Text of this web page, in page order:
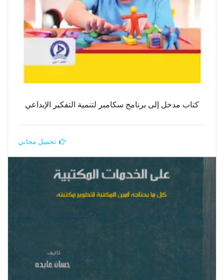
كتاب مدخل إلى برنامج سكامبر لتنمية التفكير الإبداعي
تحميل مجاني